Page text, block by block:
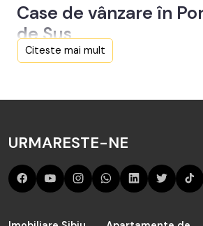
Case de vânzare în
de Sus
Imobiliare Sibiu.
Sus? Acum sunt 1 anunțuri active
Citeste mai mult
URMARESTE-NE